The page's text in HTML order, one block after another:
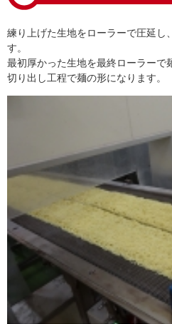
練り上げた生地をローラーで圧延し
す。
最初厚かった生地を最終ローラーで
切り出し工程で麺の形になります。